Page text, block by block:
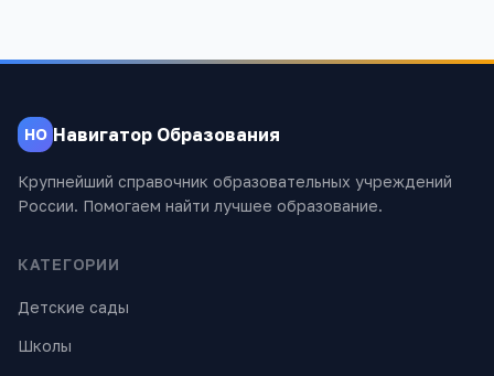
НО Навигатор Образования
Крупнейший справочник образовательных учреждений
России. Помогаем найти лучшее образование.
КАТЕГОРИИ
Детские сады
Школы